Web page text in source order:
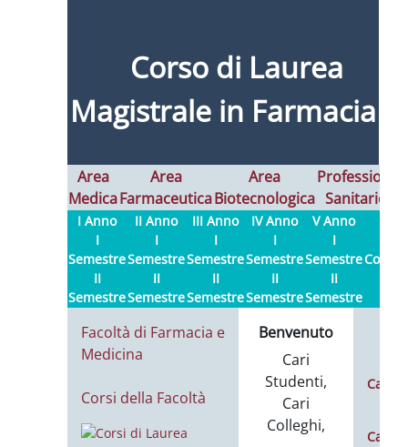
Corso di Laurea
Magistrale in Farmacia
Area
Medica
Area
Farmaceutica
Area
Biotecnologica
Professioni
Sanitarie
I Anno
I
Semestre
II
Semestre
II Anno
I
Semestre
II
Semestre
III Anno
I
Semestre
II
Semestre
IV Anno
I
Semestre
II
Semestre
V Anno
I
Semestre
II
Semestre
Facoltà di Farmacia e
Medicina
Corsi della Facoltà
Benvenuto
Cari
Studenti,
Cari
Colleghi,